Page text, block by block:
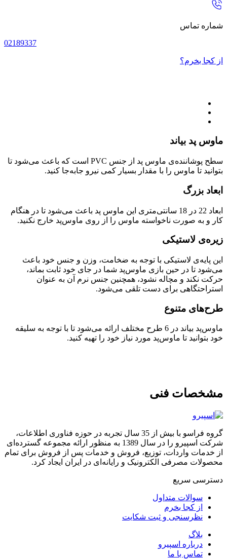
شماره تماس
02189337
از کجا بخرم؟
ماوس پد بیاند
سطح پوشاننده‌ی ماوس پد از جنس PVC است که باعث می‌شود تا
بتوانید تا ماوس را با مقدار بسیار کمی نیرو جابه‌جا کنید.
ابعاد بزرگ
ابعاد 22 در 18 سانتی‌متری این ماوس پد باعث می‌شود تا در هنگام
کار و به صورت ناخواسته ماوس را از روی ماوس‌پد خارج نکنید.
زیره‌ی لاستیکی
این پایه‌ی لاستیکی با توجه به ضخامت، وزن و جنس خود باعث
می‌شود تا در حین بازی ماوس‌پد شما در جای خود ثابت بماند،
حرکت نکند و مچاله نشود، همچنین جنس نرم آن به عنوان
استراحتگاهی برای دست تلقی می‌شود.
طرح‌های متنوع
ماوس‌پد بیاند در 6 طرح مختلف ارائه می‌شود تا با توجه به سلیقه
خود بتوانید تا ماوس‌پد مورد نیاز خود را تهیه کنید.
مشخصات فنی
گروه فراسو با بیش از 35 سال تجربه در حوزه فناوری اطلاعات،
شرکت اسپیرو را در سال 1389 به منظور ارائه مجموعه گسترده‌ای
از خدمات واردات، توزیع، فروش و خدمات پس از فروش برای تمام
محصولات مصرفی الکترونیک و رایانه‌ای در ایران ایجاد کرد.
دسترسی‌ سریع
سوالات متداول
از کجا بخرم
نظرسنجی و ثبت شکایت
بلاگ
درباره اسپیرو
تماس با ما